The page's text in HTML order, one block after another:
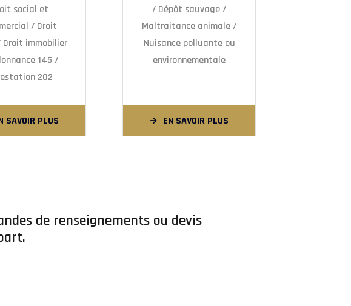
social et
/ Droit
Droit immobilier
145 /
202
SAVOIR PLUS
/ Dépôt sauvage /
Maltraitance animale /
Nuisance polluante ou
environnementale
EN SAVOIR PLUS
de renseignements ou devis